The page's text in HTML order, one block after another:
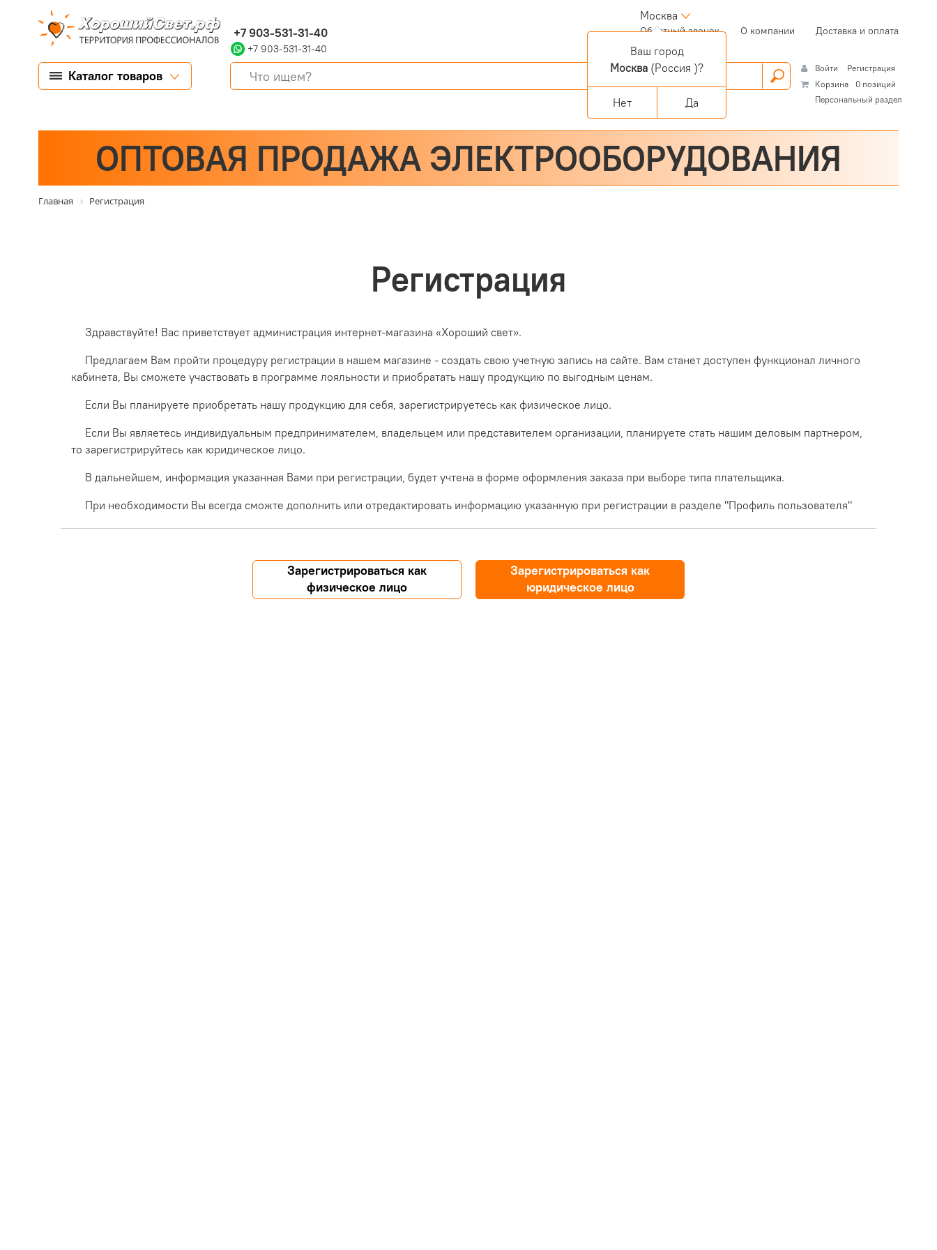
+7 903-531-31-40
+7 903-531-31-40
Москва
Обратный звонок(current)О компании Доставка и оплата
Каталог товаров Войти
Регистрация
Корзина
0 позиций
Персональный раздел
ОПТОВАЯ ПРОДАЖА ЭЛЕКТРООБОРУДОВАНИЯ
Главная Регистрация
Регистрация
Здравствуйте! Вас приветствует администрация интернет-магазина «Хороший свет».
Предлагаем Вам пройти процедуру регистрации в нашем магазине - создать свою учетную запись на сайте. Вам станет доступен функционал личного
кабинета, Вы сможете участвовать в программе лояльности и приобратать нашу продукцию по выгодным ценам.
Если Вы планируете приобретать нашу продукцию для себя, зарегистрируетесь как физическое лицо.
Если Вы являетесь индивидуальным предпринимателем, владельцем или представителем организации, планируете стать нашим деловым партнером,
то зарегистрируйтесь как юридическое лицо.
В дальнейшем, информация указанная Вами при регистрации, будет учтена в форме оформления заказа при выборе типа плательщика.
При необходимости Вы всегда сможте дополнить или отредактировать информацию указанную при регистрации в разделе "Профиль пользователя"
Зарегистрироваться как
физическое лицо
Зарегистрироваться как
юридическое лицо
Ваш город
Москва (Россия )?
Нет Да